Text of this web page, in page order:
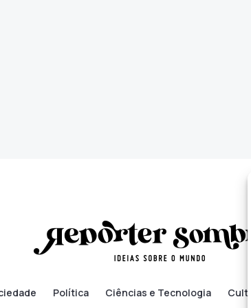
Política Ciências e Tecnologia